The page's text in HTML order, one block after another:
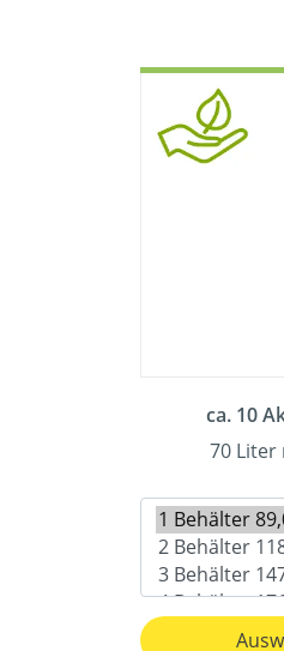
ca. 10
70 Liter